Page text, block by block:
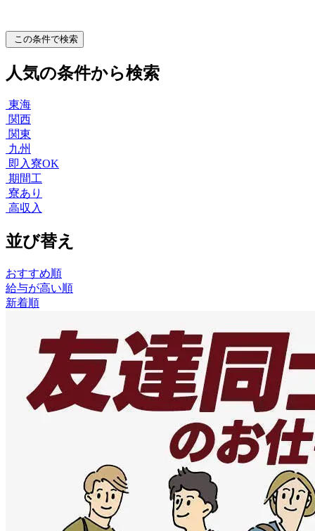
この条件で検索
人気の条件から検索
東海
関西
関東
九州
即入寮OK
期間工
寮あり
高収入
並び替え
おすすめ順
給与が高い順
新着順